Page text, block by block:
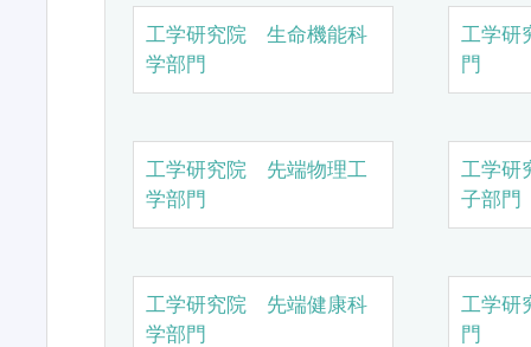
工学研究院 生命機能科
学部門
工学研
門
工学研究院 先端物理工
学部門
工学研
子部門
工学研究院 先端健康科
学部門
工学研
門